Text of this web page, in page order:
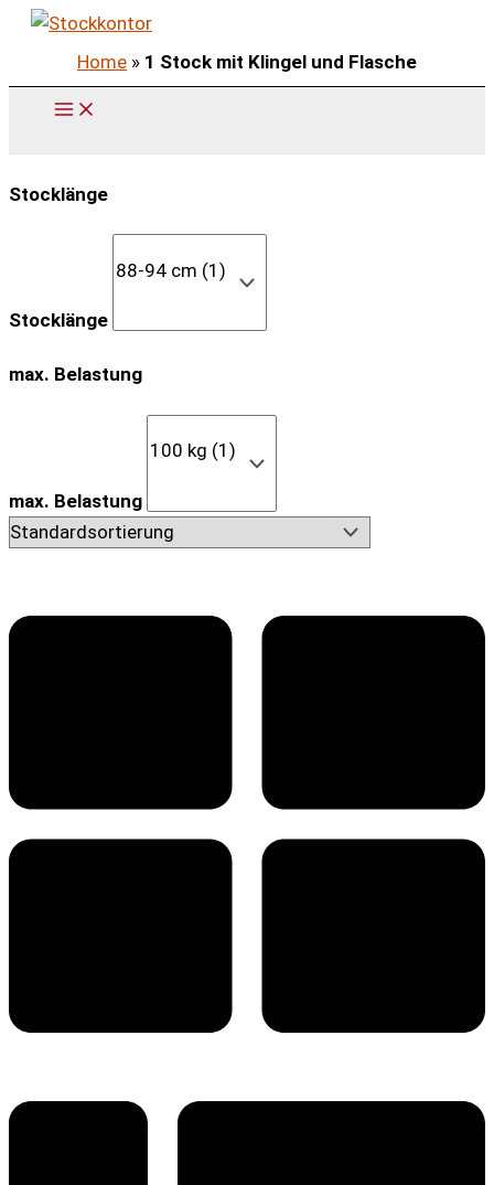
Zum
springen
Home » 1 Stock mit Klingel und Flasche
Stocklänge
Stocklänge
max. Belastung
max. Belastung